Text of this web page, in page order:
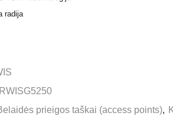
radija
prieigos taškai (access points),